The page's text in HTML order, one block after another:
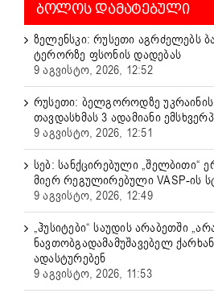
ᲑᲝᲚᲝᲡ ᲓᲐᲛᲐᲢᲔᲑᲣᲚᲘ
ზელენსკი: რუსეთი აგრძელებს
ტერორზე ფსონის დადებას
9 აგვისტო, 2026, 12:52
რუსეთი: ბელგოროდზე
თავდასხმას 3 ადამიანი
9 აგვისტო, 2026, 12:51
სებ: სანქცირებული „შელბითი“
მიერ რეგულირებული VASP-ის
9 აგვისტო, 2026, 12:49
„ჰუსიტები“ საუდის არაბეთში
ნავთობგადამამუშავებელ
ადასტურებენ
9 აგვისტო, 2026, 11:53